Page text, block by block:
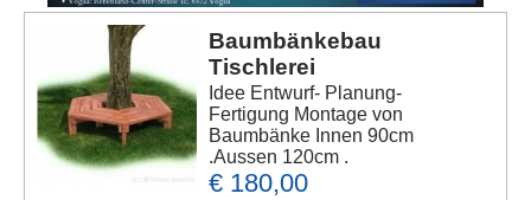
Baumbänkebau
Tischlerei
Idee Entwurf- Planung-
Fertigung Montage von
Baumbänke Innen 90cm
.Aussen 120cm .
€ 180,00